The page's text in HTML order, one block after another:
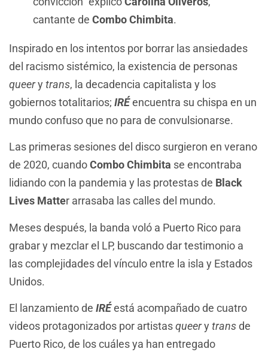
cantante de Combo Chimbita.
Inspirado en los intentos por borrar las ansiedades
del racismo sistémico, la existencia de personas
queerytrans, la decadencia capitalista y los
gobiernos totalitarios; IRÉencuentra su chispa en un
mundo confuso que no para de convulsionarse.
Las primeras sesiones del disco surgieron en verano
de 2020, cuandoCombo Chimbita se encontraba
lidiando con la pandemia y las protestas de Black
Lives Matter arrasaba las calles del mundo.
Meses después, la banda voló a Puerto Rico para
grabar y mezclar el LP, buscando dar testimonio a
las complejidades del vínculo entre la isla y Estados
Unidos.
El lanzamiento de IRÉestá acompañado de cuatro
videos protagonizados por artistasqueerytransde
Puerto Rico, de los cuáles ya han entregado